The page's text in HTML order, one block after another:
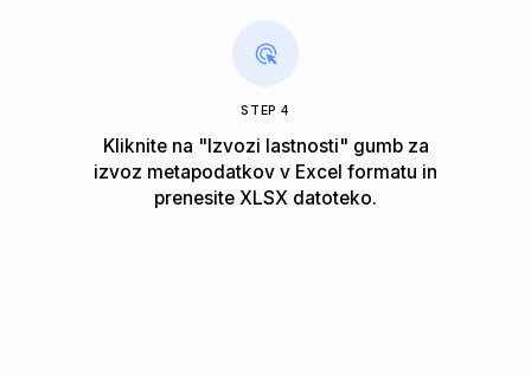
STEP 4
Kliknite na "Izvozi lastnosti" gumb za
izvoz metapodatkov v Excel formatu in
prenesite XLSX datoteko.